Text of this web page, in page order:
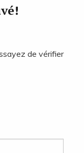
de vérifier